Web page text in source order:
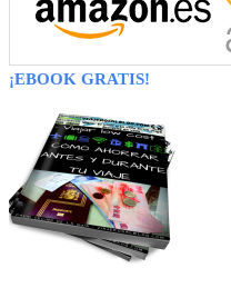
¡EBOOK GRATIS!